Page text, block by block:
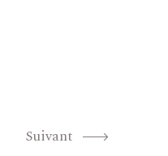
Suivant